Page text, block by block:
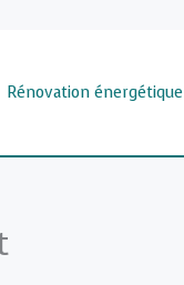
Rénovation énergétique